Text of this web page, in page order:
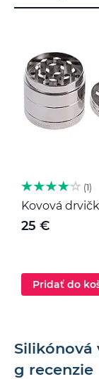
1
Kovová
25 €
Pridať do
Silikónová
g recenzie